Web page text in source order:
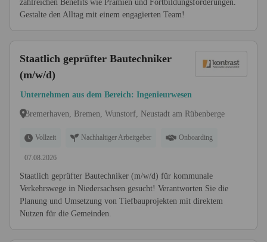
zahlreichen Benefits wie Prämien und Fortbildungsförderungen.
Gestalte den Alltag mit einem engagierten Team!
Staatlich geprüfter Bautechniker
(m/w/d)
Unternehmen aus dem Bereich: Ingenieurwesen
Bremerhaven, Bremen, Wunstorf, Neustadt am Rübenberge
Vollzeit Nachhaltiger Arbeitgeber Onboarding
07.08.2026
Staatlich geprüfter Bautechniker (m/w/d) für kommunale
Verkehrswege in Niedersachsen gesucht! Verantworten Sie die
Planung und Umsetzung von Tiefbauprojekten mit direktem
Nutzen für die Gemeinden.